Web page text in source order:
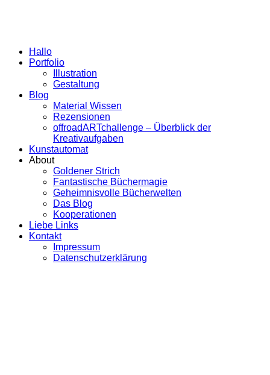
Hallo
Portfolio
Illustration
Gestaltung
Blog
Material Wissen
Rezensionen
offroadARTchallenge – Überblick der
Kreativaufgaben
Kunstautomat
About
Goldener Strich
Fantastische Büchermagie
Geheimnisvolle Bücherwelten
Das Blog
Kooperationen
Liebe Links
Kontakt
Impressum
Datenschutzerklärung